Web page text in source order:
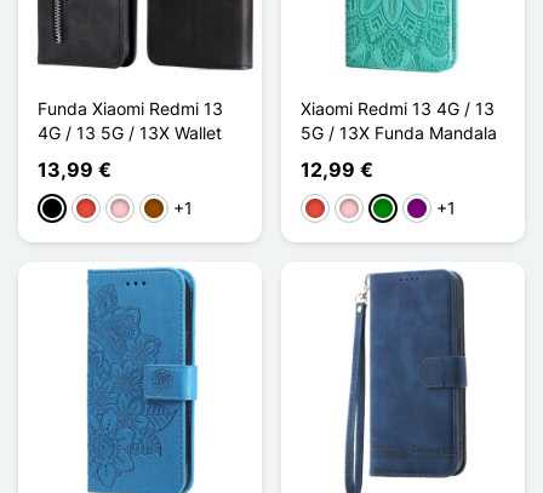
Funda Xiaomi Redmi 13
4G / 13 5G / 13X Wallet
13,99 €
NegroRojoRosaMarrón
+1
Xiaomi Redmi 13 4G / 13
5G / 13X Funda Mandala
12,99 €
RojoRosaVerdePúrpura
+1